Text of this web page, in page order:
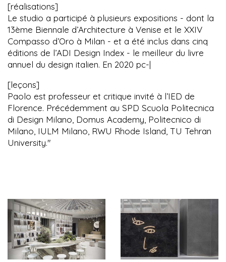
[réalisations]
Le studio a participé à plusieurs expositions - dont la
13ème Biennale d’Architecture à Venise et le XXIV
Compasso d’Oro à Milan - et a été inclus dans cinq
éditions de l’ADI Design Index - le meilleur du livre
annuel du design italien. En 2020 pc-|
[leçons]
Paolo est professeur et critique invité à l’IED de
Florence. Précédemment au SPD Scuola Politecnica
di Design Milano, Domus Academy, Politecnico di
Milano, IULM Milano, RWU Rhode Island, TU Tehran
University."